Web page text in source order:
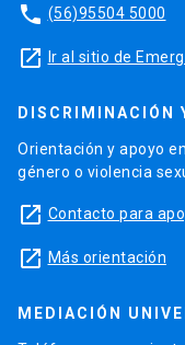
phone (56)95504 5000
launch Ir al sitio de
DISCRIMINACIÓN
Orientación y apoyo
género o violencia
launch Contacto para
launch Más orientación
MEDIACIÓN